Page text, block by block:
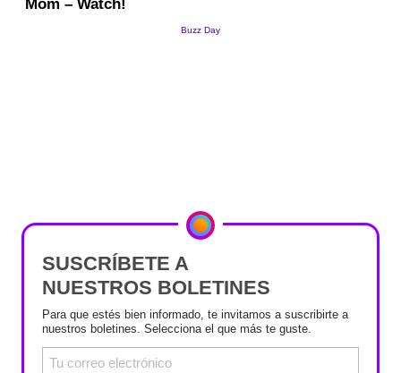
SUSCRÍBETE A
NUESTROS BOLETINES
Para que estés bien informado, te invitamos a suscribirte a
nuestros boletines. Selecciona el que más te guste.